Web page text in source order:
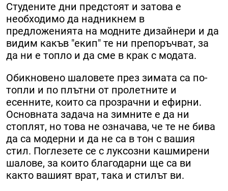
Студените дни предстоят и затова е
необходимо да надникнем в
предложенията на модните дизайнери и да
видим какъв "екип" те ни препоръчват, за
да ни е топло и да сме в крак с модата.
Обикновено шаловете през зимата са по-
топли и по плътни от пролетните и
есенните, които са прозрачни и ефирни.
Основната задача на зимните е да ни
стоплят, но това не означава, че те не бива
да са модерни и да не са в тон с вашия
стил. Поглезете се с луксозни кашмирени
шалове, за които благодарни ще са ви
както вашият врат, така и стилът ви.